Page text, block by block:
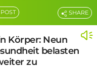
POST
Körper: Neun
belasten
zu
SHARE